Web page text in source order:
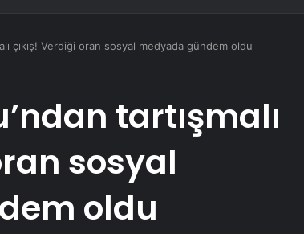
çıkış! Verdiği oran sosyal medyada gündem oldu
tartışmalı
sosyal
oldu